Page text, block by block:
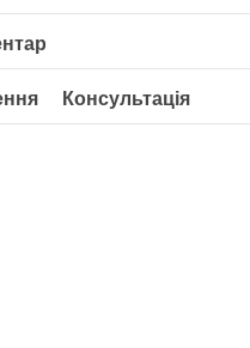
Консультація